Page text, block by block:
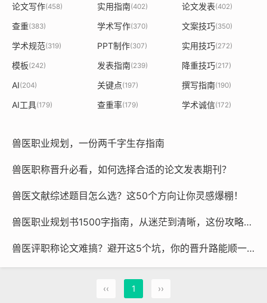
论文写作(458) 实用指南(402) 论文发表(402)
查重(383) 学术写作(370) 文案技巧(350)
学术规范(319) PPT制作(307) 实用技巧(272)
模板(242) 发表指南(239) 降重技巧(217)
AI(204) 关键点(197) 撰写指南(190)
AI工具(179) 查重率(179) 学术诚信(172)
兽医职业规划，一份两千字生存指南
兽医职称晋升必看，如何选择合适的论文发表期刊？
兽医文献综述题目怎么选？这50个方向让你灵感爆棚！
兽医职业规划书1500字指南，从迷茫到清晰，这份攻略帮你少走弯路
兽医评职称论文难搞？避开这5个坑，你的晋升路能顺一大半！
‹‹ 1 ››